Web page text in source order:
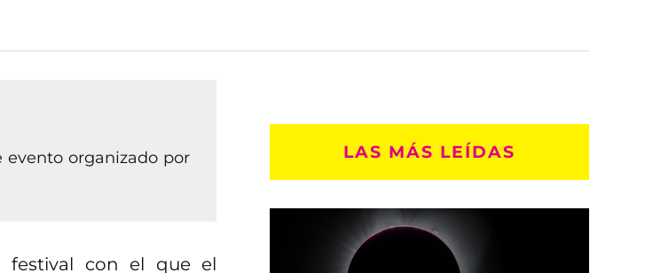
evento organizado por
festival con el que el
LAS MÁS LEÍDAS